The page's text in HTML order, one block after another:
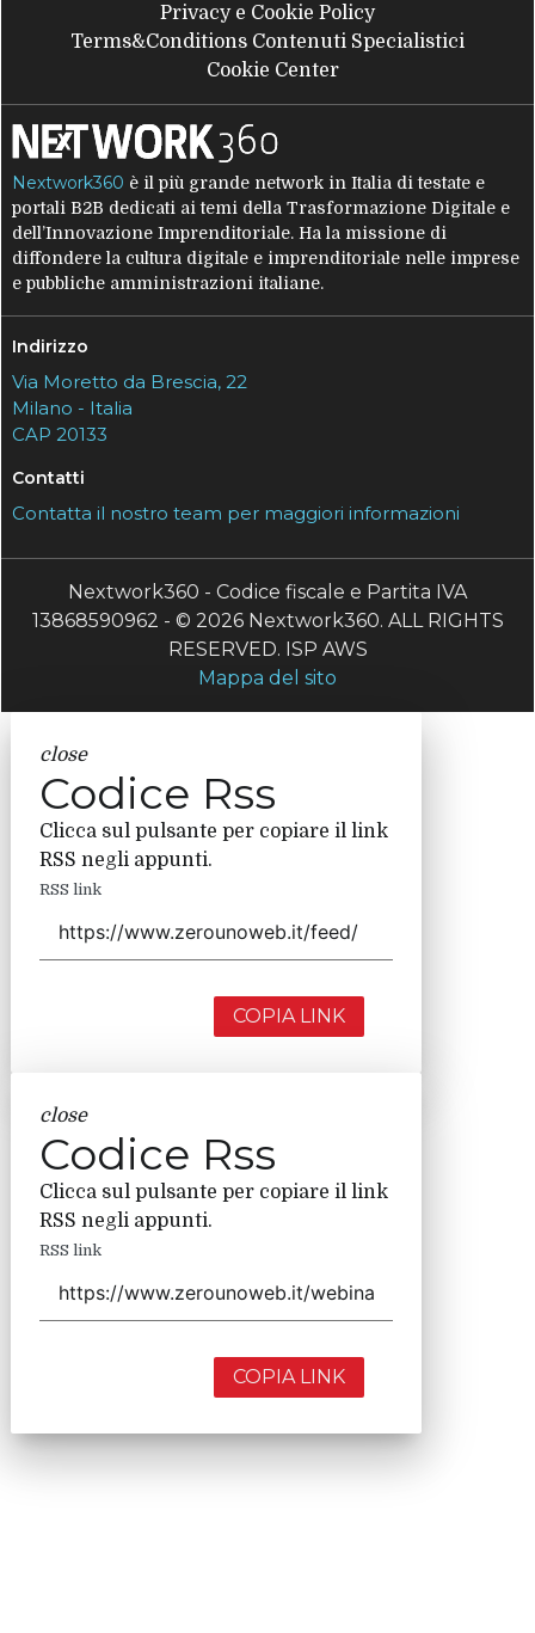
Privacy e Cookie Policy
Terms&Conditions Contenuti Specialistici
Cookie Center
Nextwork360 è il più grande network in Italia di testate e
portali B2B dedicati ai temi della Trasformazione Digitale e
dell’Innovazione Imprenditoriale. Ha la missione di
diffondere la cultura digitale e imprenditoriale nelle imprese
e pubbliche amministrazioni italiane.
Indirizzo
Via Moretto da Brescia, 22
Milano - Italia
CAP 20133
Contatti
Contatta il nostro team per maggiori informazioni
Nextwork360 - Codice fiscale e Partita IVA
13868590962 - © 2026 Nextwork360. ALL RIGHTS
RESERVED. ISP AWS
Mappa del sito
close
Codice Rss
Clicca sul pulsante per copiare il link
RSS negli appunti.
RSS link
COPIA LINK
close
Codice Rss
Clicca sul pulsante per copiare il link
RSS negli appunti.
RSS link
COPIA LINK